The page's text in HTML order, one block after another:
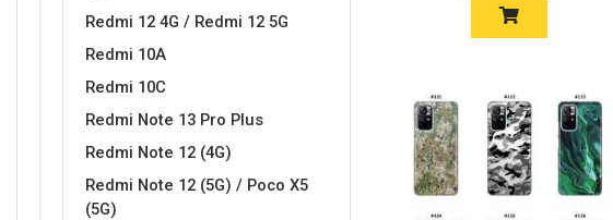
Redmi 12 4G / Redmi 12 5G
Redmi 10A
Redmi 10C
Redmi Note 13 Pro Plus
Redmi Note 12 (4G)
Redmi Note 12 (5G) / Poco X5
(5G)
Doodles
Monogrami